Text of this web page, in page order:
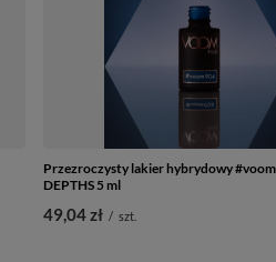
Przezroczysty lakier hybrydowy
DEPTHS 5 ml
49,04 zł / szt.